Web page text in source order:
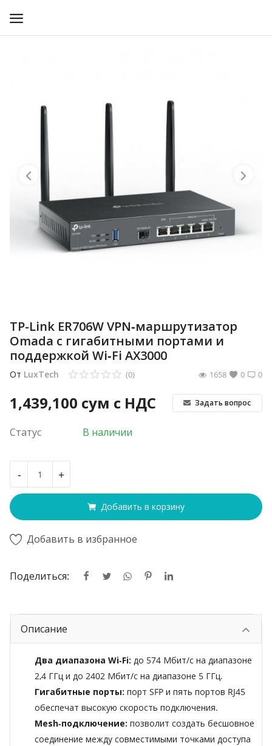
ДЛЯ БИЗНЕСА
ДЛЯ ОПЕРАТОРОВ СВЯЗИ
Избранное
Контакты
TP-Link ER706W VPN‑маршрутизатор
Omada с гигабитными портами и
поддержкой Wi‑Fi AX3000
От LuxTech 0
(0) 0
1658
1,439,100 сум с НДС Задать вопрос
Статус В наличии
- +
Добавить в корзину
Добавить в избранное
Поделиться:
Описание
Два диапазона Wi‑Fi: до 574 Мбит/с на диапазоне
2,4 ГГц и до 2402 Мбит/с на диапазоне 5 ГГц.
Гигабитные порты: порт SFP и пять портов RJ45
обеспечат высокую скорость подключения.
Mesh‑подключение: позволит создать бесшовное
соединение между совместимыми точками доступа